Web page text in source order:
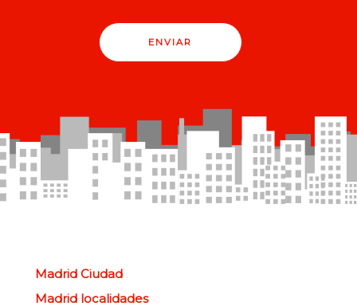
ENVIAR
Madrid Ciudad
Madrid localidades